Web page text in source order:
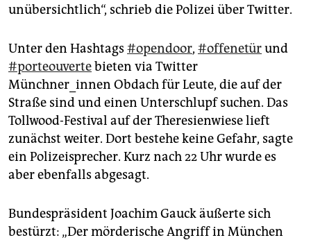
unübersichtlich“, schrieb die Polizei über Twitter.
Unter den Hashtags #opendoor, #offenetürund
#porteouvertebieten via Twitter
Münchner_innen Obdach für Leute, die auf der
Straße sind und einen Unterschlupf suchen. Das
Tollwood-Festival auf der Theresienwiese lieft
zunächst weiter. Dort bestehe keine Gefahr, sagte
ein Polizeisprecher. Kurz nach 22 Uhr wurde es
aber ebenfalls abgesagt.
Bundespräsident Joachim Gauck äußerte sich
bestürzt: „Der mörderische Angriff in München